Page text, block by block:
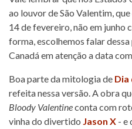
ao louvor de São Valentim,
14 de fevereiro, não em junho
forma, escolhemos falar
Canadá em atenção a data
Boa parte da mitologia de Dia
refeita nessa versão. A obra
Bloody Valentineconta com
vinha do divertido Jason X - e